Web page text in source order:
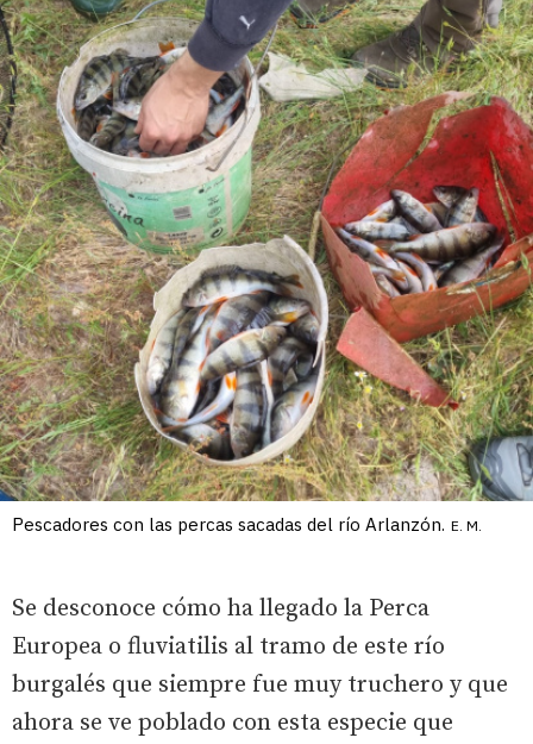
Pescadores con las percas sacadas del río Arlanzón. E. M.
Se desconoce cómo ha llegado la Perca
Europea o fluviatilis al tramo de este río
burgalés que siempre fue muy truchero y que
ahora se ve poblado con esta especie que